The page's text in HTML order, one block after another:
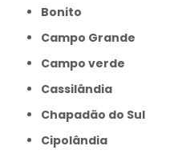
Bonito
Campo Grande
Campo verde
Cassilândia
Chapadão do Sul
Cipolândia